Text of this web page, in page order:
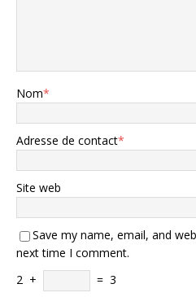
Nom*
Adresse de contact*
Site web
Save my name, email, and
next time I comment.
2 + = 3